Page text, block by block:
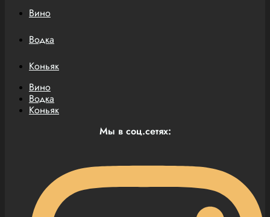
Вино
Водка
Коньяк
Вино
Водка
Коньяк
Мы в соц.сетях: